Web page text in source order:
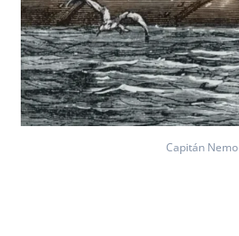
Capitán Nemo